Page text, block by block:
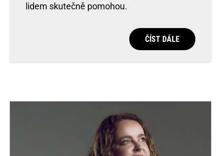
lidem skutečně pomohou.
ČÍST DÁLE